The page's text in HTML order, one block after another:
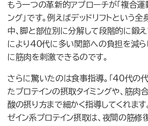
もう一つの革新的アプローチが「複合運
ング」です。例えばデッドリフトという全
中、脚と部位別に分解して段階的に鍛え
により40代に多い関節への負担を減ら
に筋肉を刺激できるのです。
さらに驚いたのは食事指導。「40代の
たプロテインの摂取タイミングや、筋肉
酸の摂り方まで細かく指導してくれます
ゼイン系プロテイン摂取は、夜間の筋